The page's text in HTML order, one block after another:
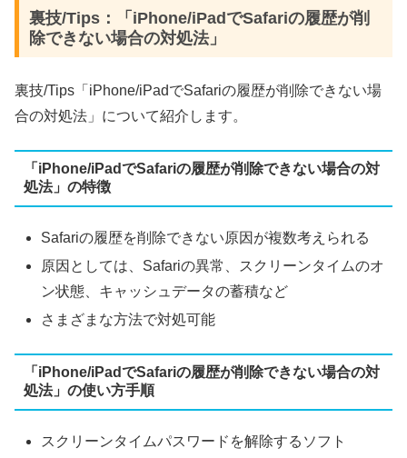
裏技/Tips：「iPhone/iPadでSafariの履歴が削
除できない場合の対処法」
裏技/Tips「iPhone/iPadでSafariの履歴が削除できない場
合の対処法」について紹介します。
「iPhone/iPadでSafariの履歴が削除できない場合の対
処法」の特徴
Safariの履歴を削除できない原因が複数考えられる
原因としては、Safariの異常、スクリーンタイムのオ
ン状態、キャッシュデータの蓄積など
さまざまな方法で対処可能
「iPhone/iPadでSafariの履歴が削除できない場合の対
処法」の使い方手順
スクリーンタイムパスワードを解除するソフト